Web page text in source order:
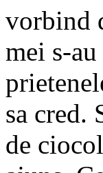
vorbind
mei s-
sa cred.
de